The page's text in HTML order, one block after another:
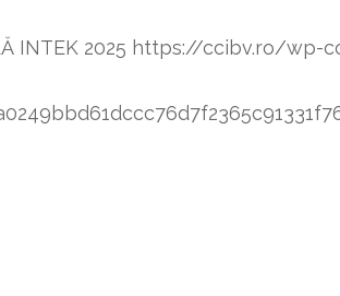
INTEK 2025 https://ccibv.ro/wp-